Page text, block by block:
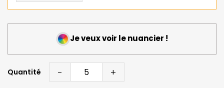
Je veux voir le nuancier !
Quantité -
+